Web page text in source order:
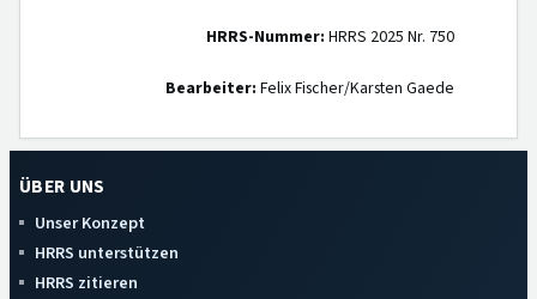
HRRS-Nummer: HRRS 2025 Nr. 750
Bearbeiter: Felix Fischer/Karsten Gaede
ÜBER UNS
Unser Konzept
HRRS unterstützen
HRRS zitieren